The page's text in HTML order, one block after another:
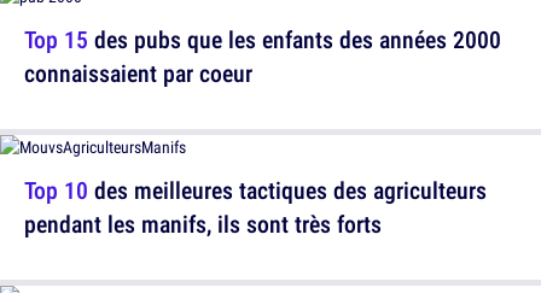
Top 10 des meilleures tactiques des agriculteurs
pendant les manifs, ils sont très forts
Top 15 des pubs que les enfants des années 2000
connaissaient par coeur